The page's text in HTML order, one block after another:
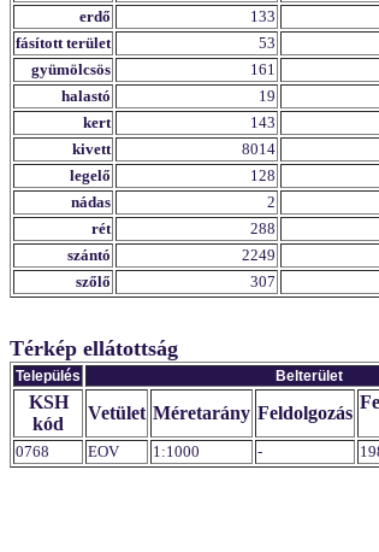
erdő 133
fásított terület
53
gyümölcsös
161
halastó
19
kert
143
kivett
8014
legelő
128
nádas
2
rét
288
szántó
2249
szőlő
307
Térkép ellátottság
Település Belterület
KSH
kód
Vetület Méretarány Feldolgozás
0768 EOV 1:1000 -